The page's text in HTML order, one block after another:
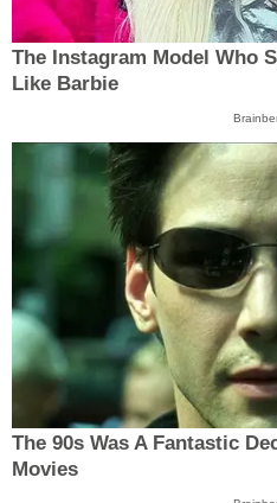
The Instagram Model Who
Like Barbie
The 90s Was A Fantastic
Movies